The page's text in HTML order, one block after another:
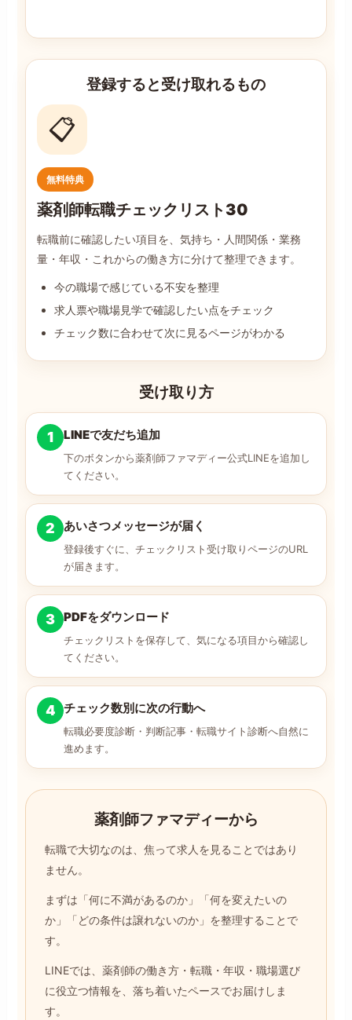
登録すると受け取れるもの
📋
無料特典
薬剤師転職チェックリスト30
転職前に確認したい項目を、気持ち・人間関係・業務
量・年収・これからの働き方に分けて整理できます。
今の職場で感じている不安を整理
求人票や職場見学で確認したい点をチェック
チェック数に合わせて次に見るページがわかる
受け取り方
1 LINEで友だち追加
下のボタンから薬剤師ファマディー公式LINEを追加し
てください。
2 あいさつメッセージが届く
登録後すぐに、チェックリスト受け取りページのURL
が届きます。
3 PDFをダウンロード
チェックリストを保存して、気になる項目から確認し
てください。
4 チェック数別に次の行動へ
転職必要度診断・判断記事・転職サイト診断へ自然に
進めます。
薬剤師ファマディーから
転職で大切なのは、焦って求人を見ることではあり
ません。
まずは「何に不満があるのか」「何を変えたいの
か」「どの条件は譲れないのか」を整理することで
す。
LINEでは、薬剤師の働き方・転職・年収・職場選び
に役立つ情報を、落ち着いたペースでお届けしま
す。